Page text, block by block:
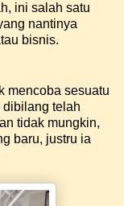
ini salah satu
nantinya
bisnis.
mencoba sesuatu
dibilang telah
tidak mungkin,
baru, justru ia